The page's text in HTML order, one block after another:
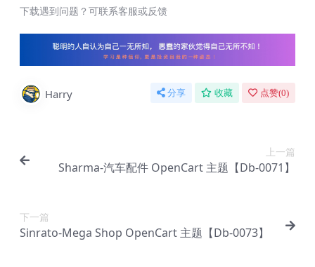
下载遇到问题？可联系客服或反馈
Harry 分享 收藏 点赞(0)
上一篇
Sharma-汽车配件 OpenCart 主题【Db-0071】
下一篇
Sinrato-Mega Shop OpenCart 主题【Db-0073】